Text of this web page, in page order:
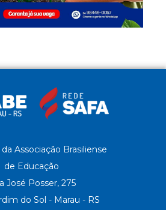
Associação Brasiliense
de Educação
José Posser, 275
do Sol - Marau - RS